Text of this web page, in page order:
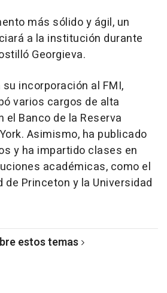
más sólido y ágil, un
a la institución durante
Georgieva.
incorporación al FMI,
varios cargos de alta
el Banco de la Reserva
Asimismo, ha publicado
y ha impartido clases en
académicas, como el
de Princeton y la Universidad
estos temas